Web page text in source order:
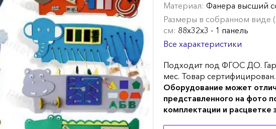
Материал: Фанера высший
Размеры в собранном виде
см: 88х32х3 - 1 панель
Все характеристики
Подходит под ФГОС ДО.
мес. Товар сертифицирован.
Оборудование может
представленного на фото
комплектации и расцветке